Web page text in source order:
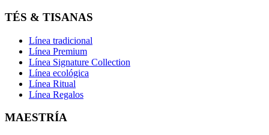
TÉS & TISANAS
Línea tradicional
Línea Premium
Línea Signature Collection
Línea ecológica
Línea Ritual
Línea Regalos
MAESTRÍA